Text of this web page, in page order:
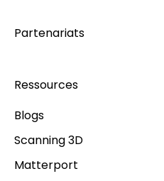
Partenariats
Ressources
Blogs
Scanning 3D
Matterport